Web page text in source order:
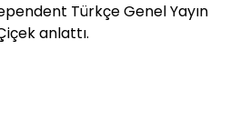
Türkçe Genel Yayın
anlattı.